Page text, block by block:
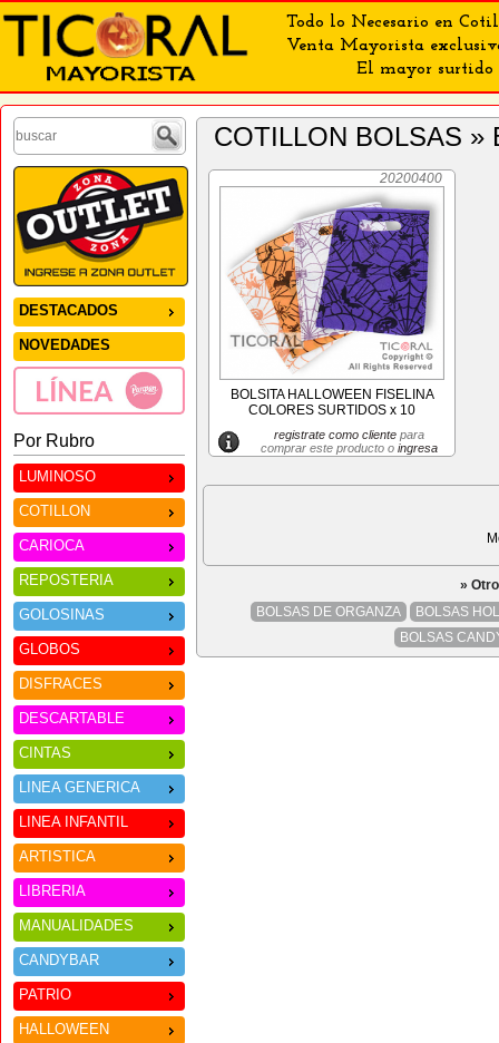
Todo lo Necesario en
Venta Mayorista
El mayor surtido
DESTACADOS
NOVEDADES
Por Rubro
LUMINOSO
COTILLON
CARIOCA
REPOSTERIA
GOLOSINAS
GLOBOS
DISFRACES
DESCARTABLE
CINTAS
LINEA GENERICA
LINEA INFANTIL
ARTISTICA
LIBRERIA
MANUALIDADES
CANDYBAR
PATRIO
HALLOWEEN
COTILLON BOLSAS
20200400
BOLSITA HALLOWEEN FISELINA
COLORES SURTIDOS x 10
registrate como clientepara
comprar este producto o ingresa
»
BOLSAS DE ORGANZA
BOLSAS
BOLSAS